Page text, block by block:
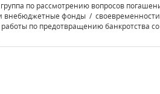
по рассмотрению вопросов
внебюджетные фонды
по предотвращению банкротства